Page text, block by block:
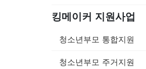
킹메이커 지원사업
청소년부모 통합지원
청소년부모 주거지원